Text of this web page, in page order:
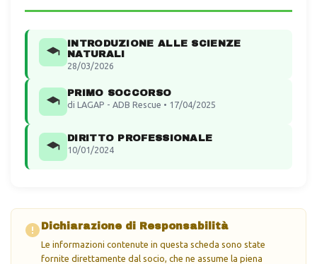
INTRODUZIONE ALLE SCIENZE
NATURALI
28/03/2026
PRIMO SOCCORSO
di LAGAP - ADB Rescue • 17/04/2025
DIRITTO PROFESSIONALE
10/01/2024
Dichiarazione di Responsabilità
Le informazioni contenute in questa scheda sono state
fornite direttamente dal socio, che ne assume la piena